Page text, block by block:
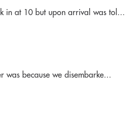
in at 10 but upon arrival was tol...
was because we disembarke...